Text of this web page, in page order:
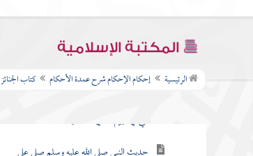
المكتبة الإسلامية
الرئيسية إحكام الإحكام شرح عمدة الأحكام كتاب الجنائز
كتاب الطهارة
كتاب الصلاة
كتاب الجنائز
النجاشي في اليوم الذي مات فيه